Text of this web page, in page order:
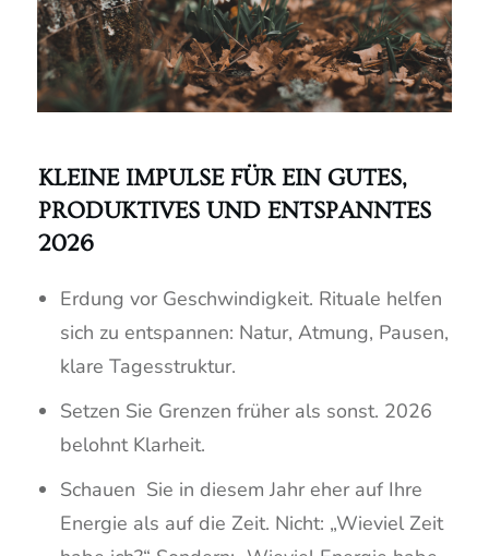
KLEINE IMPULSE FÜR EIN GUTES,
PRODUKTIVES UND ENTSPANNTES
2026
Erdung vor Geschwindigkeit. Rituale helfen
sich zu entspannen: Natur, Atmung, Pausen,
klare Tagesstruktur.
Setzen Sie Grenzen früher als sonst. 2026
belohnt Klarheit.
Schauen Sie in diesem Jahr eher auf Ihre
Energie als auf die Zeit. Nicht: „Wieviel Zeit